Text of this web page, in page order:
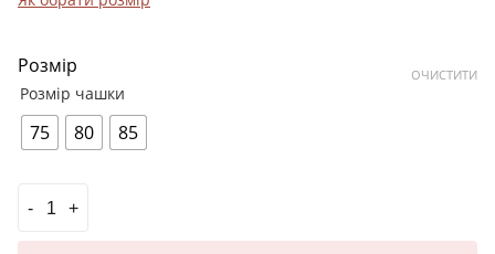
Розмір
Розмір чашки
75 80 85
ОЧИСТИТИ
#Чашка з внутрішнім push-up BD чорний кількість